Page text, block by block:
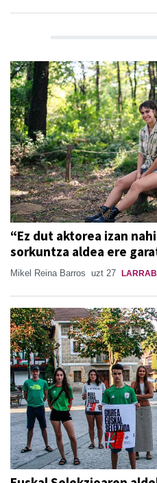
“Ez dut aktorea izan
sorkuntza aldea ere
Mikel Reina Barros uzt 27